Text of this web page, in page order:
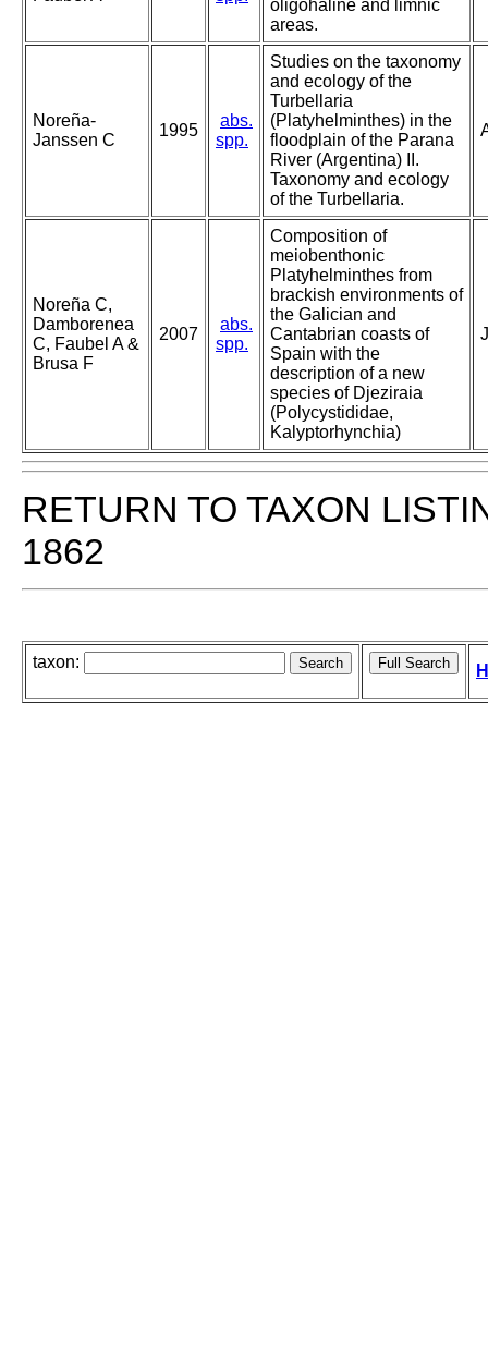
oligohaline and limnic
areas.
Noreña-
Janssen C
1995
abs.
spp.
Studies on the taxonomy
and ecology of the
Turbellaria
(Platyhelminthes) in the
floodplain of the Parana
River (Argentina) II.
Taxonomy and ecology
of the Turbellaria.
Noreña C,
Damborenea
C, Faubel A &
Brusa F
2007
abs.
spp.
Composition of
meiobenthonic
Platyhelminthes from
brackish environments of
the Galician and
Cantabrian coasts of
Spain with the
description of a new
species of Djeziraia
(Polycystididae,
Kalyptorhynchia)
RETURN TO TAXON
1862
taxon: